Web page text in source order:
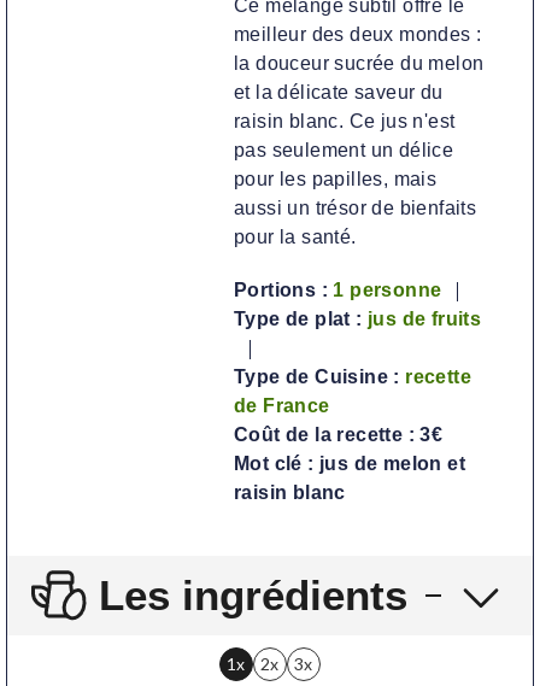
Ce mélange subtil offre le
meilleur des deux mondes :
la douceur sucrée du melon
et la délicate saveur du
raisin blanc. Ce jus n'est
pas seulement un délice
pour les papilles, mais
aussi un trésor de bienfaits
pour la santé.
Portions : 1 personne
Type de plat : jus de fruits
Type de Cuisine : recette
de France
Coût de la recette :3€
Mot clé : jus de melon et
raisin blanc
Les ingrédients
1x 2x
3x